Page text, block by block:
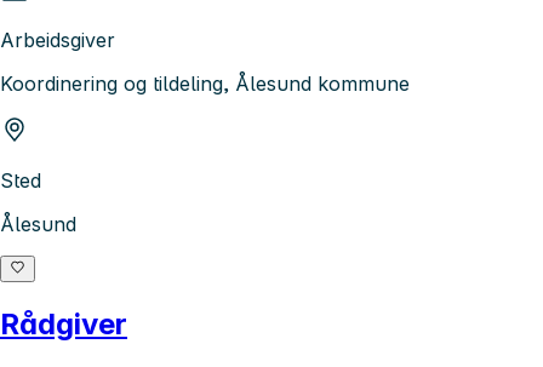
Arbeidsgiver
Koordinering og tildeling, Ålesund kommune
Sted
Ålesund
Rådgiver